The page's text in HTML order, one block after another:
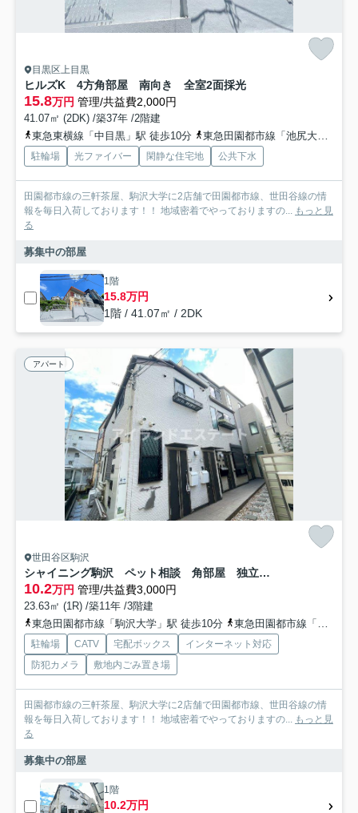
目黒区上目黒
ヒルズK 4方角部屋 南向き 全室2面採光
15.8万円 管理/共益費2,000円
41.07㎡ (2DK) /築37年 /2階建
東急東横線「中目黒」駅 徒歩10分
東急田園都市線「池尻大橋」駅 徒歩17分
駐輪場 光ファイバー 閑静な住宅地 公共下水
田園都市線の三軒茶屋、駒沢大学に2店舗で田園都市線、世田谷線の情
報を毎日入荷しております！！ 地域密着でやっておりますの... もっと見
る
募集中の部屋
1階
15.8万円
1階 / 41.07㎡ / 2DK
アパート
世田谷区駒沢
シャイニング駒沢 ペット相談 角部屋 独立洗面台
10.2万円 管理/共益費3,000円
23.63㎡ (1R) /築11年 /3階建
東急田園都市線「駒沢大学」駅 徒歩10分
東急田園都市線「桜新町」駅 徒歩11分
駐輪場 CATV 宅配ボックス
インターネット対応
防犯カメラ
敷地内ごみ置き場
田園都市線の三軒茶屋、駒沢大学に2店舗で田園都市線、世田谷線の情
報を毎日入荷しております！！ 地域密着でやっておりますの... もっと見
る
募集中の部屋
1階
10.2万円